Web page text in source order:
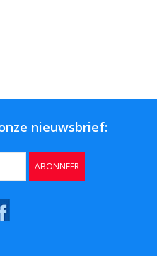
nieuwsbrief:
ABONNEER